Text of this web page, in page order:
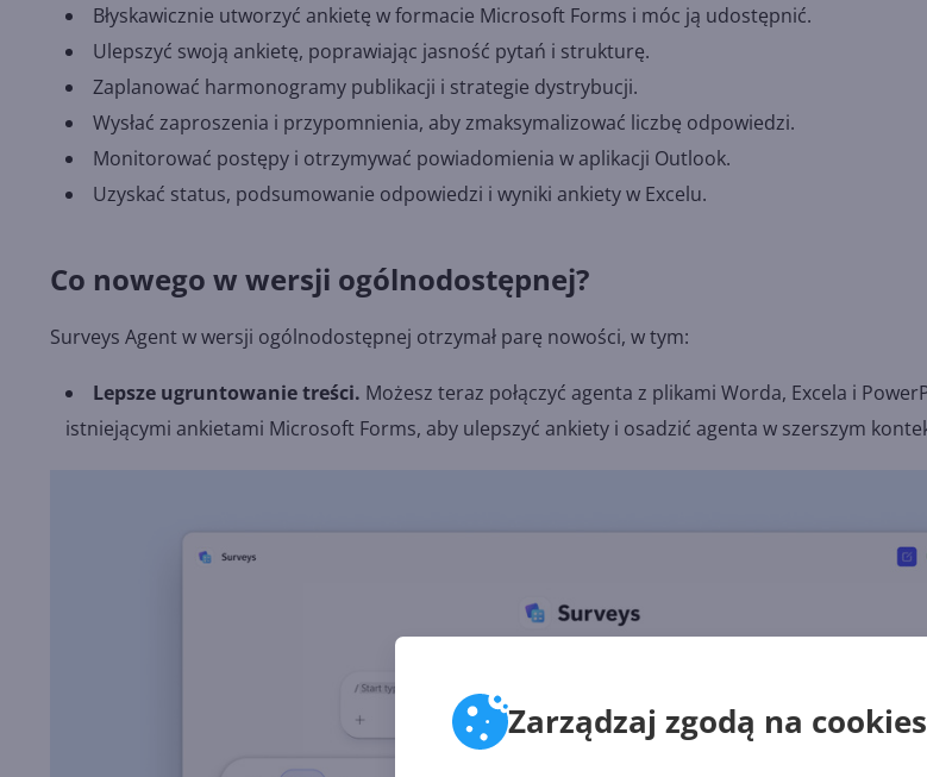
Zarządzaj zgodą na cookies
Błyskawicznie utworzyć ankietę w formacie Microsoft Forms i móc ją udostępnić.
Ulepszyć swoją ankietę, poprawiając jasność pytań i strukturę.
Zaplanować harmonogramy publikacji i strategie dystrybucji.
Wysłać zaproszenia i przypomnienia, aby zmaksymalizować liczbę odpowiedzi.
Monitorować postępy i otrzymywać powiadomienia w aplikacji Outlook.
Uzyskać status, podsumowanie odpowiedzi i wyniki ankiety w Excelu.
Co nowego w wersji ogólnodostępnej?
Surveys Agent w wersji ogólnodostępnej otrzymał parę nowości, w tym:
Lepsze ugruntowanie treści. Możesz teraz połączyć agenta z plikami Worda, Excela i
istniejącymi ankietami Microsoft Forms, aby ulepszyć ankiety i osadzić agenta w szerszym